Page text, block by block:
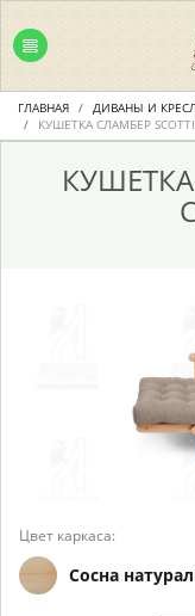
ГЛАВНАЯ ДИВАНЫ И
КУШЕТКА СЛАМБЕР
КУШЕТКА
Цвет каркаса:
Сосна